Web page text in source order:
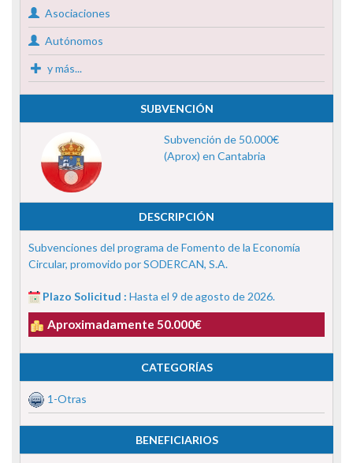
Asociaciones
Autónomos
y más...
SUBVENCIÓN
Subvención de 50.000€
(Aprox) en Cantabria
DESCRIPCIÓN
Subvenciones del programa de Fomento de la Economía
Circular, promovido por SODERCAN, S.A.
Plazo Solicitud : Hasta el 9 de agosto de 2026.
Aproximadamente 50.000€
CATEGORÍAS
1-Otras
BENEFICIARIOS